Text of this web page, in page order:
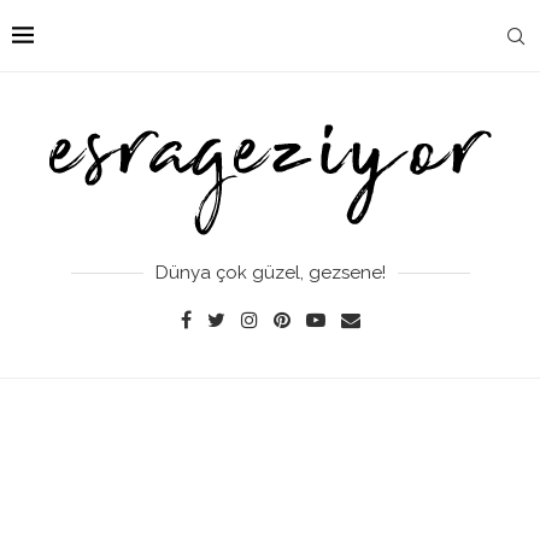
Dünya çok güzel, gezsene!